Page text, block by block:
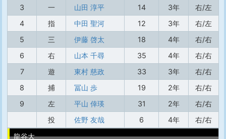
3
一 山田 淳平 14 3年
右/左
4
指 中田 聖河 12 3年
右/左
5
三 伊藤 啓太 18 4年
右/右
6
右 山本 千尋 35 4年
右/右
7
遊 東村 慈政 33 3年
右/右
8
捕 冨山 歩 19 2年
右/右
9
左 平山 倖瑛 31 2年
右/右
投
佐野 友哉 6 4年
右/右
龍谷大